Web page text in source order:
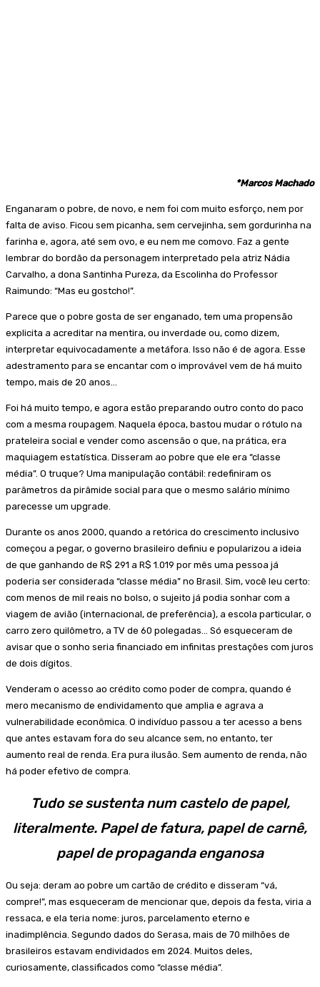
*Marcos Machado
Enganaram o pobre, de novo, e nem foi com muito esforço, nem por
falta de aviso. Ficou sem picanha, sem cervejinha, sem gordurinha na
farinha e, agora, até sem ovo, e eu nem me comovo. Faz a gente
lembrar do bordão da personagem interpretado pela atriz Nádia
Carvalho, a dona Santinha Pureza, da Escolinha do Professor
Raimundo: “Mas eu gostcho!”.
Parece que o pobre gosta de ser enganado, tem uma propensão
explicita a acreditar na mentira, ou inverdade ou, como dizem,
interpretar equivocadamente a metáfora. Isso não é de agora. Esse
adestramento para se encantar com o improvável vem de há muito
tempo, mais de 20 anos…
Foi há muito tempo, e agora estão preparando outro conto do paco
com a mesma roupagem. Naquela época, bastou mudar o rótulo na
prateleira social e vender como ascensão o que, na prática, era
maquiagem estatística. Disseram ao pobre que ele era “classe
média”. O truque? Uma manipulação contábil: redefiniram os
parâmetros da pirâmide social para que o mesmo salário mínimo
parecesse um upgrade.
Durante os anos 2000, quando a retórica do crescimento inclusivo
começou a pegar, o governo brasileiro definiu e popularizou a ideia
de que ganhando de R$ 291 a R$ 1.019 por mês uma pessoa já
poderia ser considerada “classe média” no Brasil. Sim, você leu certo:
com menos de mil reais no bolso, o sujeito já podia sonhar com a
viagem de avião (internacional, de preferência), a escola particular, o
carro zero quilômetro, a TV de 60 polegadas… Só esqueceram de
avisar que o sonho seria financiado em infinitas prestações com juros
de dois dígitos.
Venderam o acesso ao crédito como poder de compra, quando é
mero mecanismo de endividamento que amplia e agrava a
vulnerabilidade econômica. O indivíduo passou a ter acesso a bens
que antes estavam fora do seu alcance sem, no entanto, ter
aumento real de renda. Era pura ilusão. Sem aumento de renda, não
há poder efetivo de compra.
Tudo se sustenta num castelo de papel,
literalmente. Papel de fatura, papel de carnê,
papel de propaganda enganosa
Ou seja: deram ao pobre um cartão de crédito e disseram “vá,
compre!”, mas esqueceram de mencionar que, depois da festa, viria a
ressaca, e ela teria nome: juros, parcelamento eterno e
inadimplência. Segundo dados do Serasa, mais de 70 milhões de
brasileiros estavam endividados em 2024. Muitos deles,
curiosamente, classificados como “classe média”.